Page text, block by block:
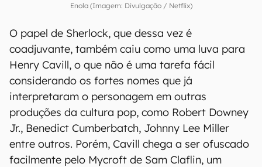
Enola (Imagem: Divulgação / Netflix)
O papel de Sherlock, que dessa vez é
coadjuvante, também caiu como uma luva para
Henry Cavill, o que não é uma tarefa fácil
considerando os fortes nomes que já
interpretaram o personagem em outras
produções da cultura pop, como Robert Downey
Jr., Benedict Cumberbatch, Johnny Lee Miller
entre outros. Porém, Cavill chega a ser ofuscado
facilmente pelo Mycroft de Sam Claflin, um